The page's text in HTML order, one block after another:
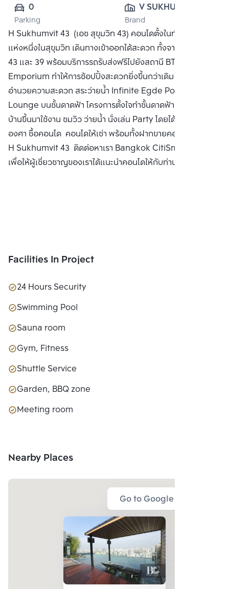
0
Parking
V SUKHUMVIT
43
DEVELOPMENT
CO., LTD.
Brand
H Sukhumvit 43 (เอช สุขุมวิท 43) คอนโดตั้งในทำเลที่ดีที่สุด
แห่งหนึ่งในสุขุมวิท เดินทางเข้าออกได้สะดวก ทั้งจากซอยสุขุมวิท
43 และ 39 พร้อมบริการรถรับส่งฟรีไปยังสถานี BTS และ
Emporium ทำให้การช้อปปิ้งสะดวกยิ่งขึ้นกว่าเดิม พร้อมสิ่ง
อำนวยความสะดวก สระว่ายน้ำ Infinite Egde Pool + Sky
Lounge บนชั้นดาดฟ้า โครงการตั้งใจทำชั้นดาดฟ้าเป็นชั้นที่ลูก
บ้านขึ้นมาใช้งาน ชมวิว ว่ายน้ำ นั่งเล่น Party โดยได้วิว 360
องศา ซื้อคอนโด คอนโดให้เช่า พร้อมทั้งฝากขายคอนโดมิเนียม
H Sukhumvit 43 ติดต่อหาเรา Bangkok CitiSmart ได้ทันที
เพื่อให้ผู้เชี่ยวชาญของเราได้แนะนำคอนโดให้กับท่าน
Facilities In Project
24 Hours Security
Swimming Pool
Sauna room
Gym, Fitness
Shuttle Service
Garden, BBQ zone
Meeting room
Nearby Places
Go to Google Map